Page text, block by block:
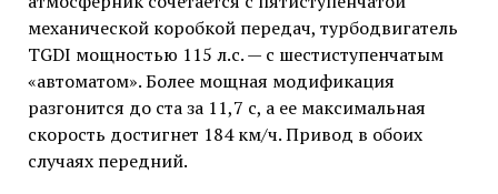
механической коробкой передач, турбодвигатель
TGDI мощностью 115 л.с. — с шестиступенчатым
«автоматом». Более мощная модификация
разгонится до ста за 11,7 с, а ее максимальная
скорость достигнет 184 км/ч. Привод в обоих
случаях передний.